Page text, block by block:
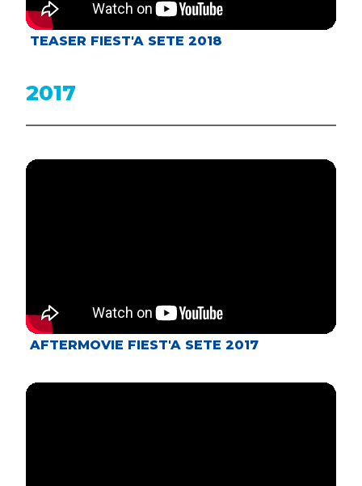
TEASER FIEST'A SETE 2018
2017
AFTERMOVIE FIEST'A SETE 2017